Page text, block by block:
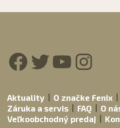
Facebook
Twitter
Aktuality O značke Fenix
Záruka a servis
FAQ
O
Veľkoobchodný predaj